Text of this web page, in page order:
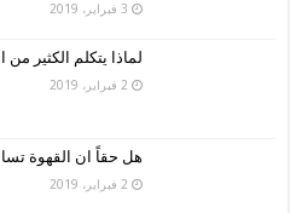
3 فبراير، 2019
لماذا يتكلم الكثير من
2 فبراير، 2019
هل حقاً ان القهوة
2 فبراير، 2019